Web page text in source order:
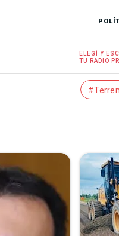
ELEGÍ Y
TU RADIO